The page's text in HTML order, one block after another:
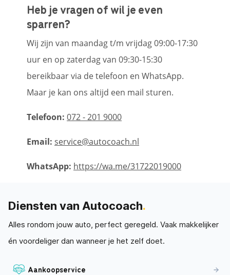
Heb je vragen of wil je even
sparren?
Wij zijn van maandag t/m vrijdag 09:00-17:30
uur en op zaterdag van 09:30-15:30
bereikbaar via de telefoon en WhatsApp.
Maar je kan ons altijd een mail sturen.
Telefoon: 072 - 201 9000
Email: service@autocoach.nl
WhatsApp: https://wa.me/31722019000
Diensten van Autocoach.
Alles rondom jouw auto, perfect geregeld. Vaak makkelijker
én voordeliger dan wanneer je het zelf doet.
Aankoopservice